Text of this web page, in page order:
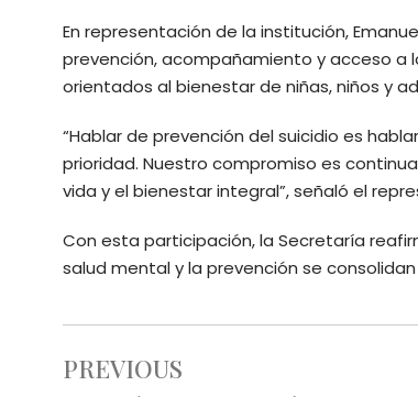
En representación de la institución,
prevención, acompañamiento y acceso a
orientados al bienestar de niñas, niños y
“Hablar de prevención del suicidio es
prioridad. Nuestro compromiso es
vida y el bienestar integral”, señaló el
Con esta participación, la Secretaría
salud mental y la prevención se
PREVIOUS